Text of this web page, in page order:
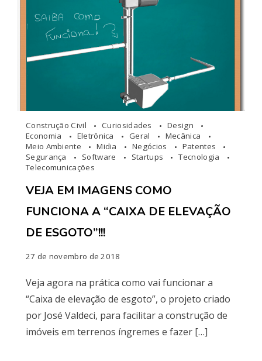
Construção Civil Curiosidades
Design
Economia
Eletrônica Geral
Mecânica
Meio Ambiente
Midia Negócios
Patentes
Segurança
Software Startups
Tecnologia
Telecomunicações
VEJA EM IMAGENS COMO
FUNCIONA A “CAIXA DE ELEVAÇÃO
DE ESGOTO”!!!
27 de novembro de 2018
Veja agora na prática como vai funcionar a
“Caixa de elevação de esgoto”, o projeto criado
por José Valdeci, para facilitar a construção de
imóveis em terrenos íngremes e fazer […]